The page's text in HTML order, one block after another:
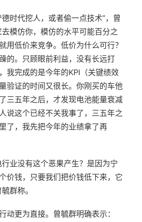
时代挖人，或者偷一点技术”，曾
模仿你，模仿的水平可能百分之
用低价来竞争。低价为什么可行？
的。只顾眼前利益，没有长远打
我完成的是今年的KPI（关键绩效
验证的时间又很长。你刚买的车他
三五年之后，才发现电池能量衰减
说这个已经不关我事了，三五年之
了，我先把今年的业绩拿了再
业没有这个恶果产生？是因为宁
价钱，只要我们把价钱低下来，它
群称。
动更为直接。曾毓群明确表示：